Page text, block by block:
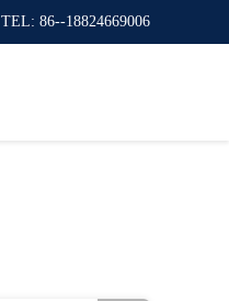
TEL: 86--18824669006